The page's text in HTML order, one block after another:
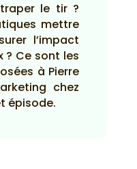
le tir ?
mettre
l’impact
? Ce sont les
à Pierre
chez
épisode.